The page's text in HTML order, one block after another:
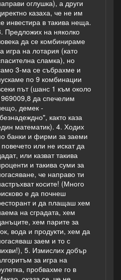
оглушка), а други
казаха, че не им
инвестира в такива неща.
Предложих на няколко
да се комбинираме
игра на лотария (като
сламка), но
3-ма се събрахме и
по 9 комбинации
път (шанс 1 към около
да спечелим
демек -
както каза
математик). 4. Ходих
банки и фирми за заеми
или не искат да
или казват такива
и такива суми за
че направо ти
косите! (Много
е да почнеш
и да плащаш хем
на сградата, хем
хем парите за
вода и продукти, хем да
заем и то с
5. Измислих добър
за игра на
пробвахме го в